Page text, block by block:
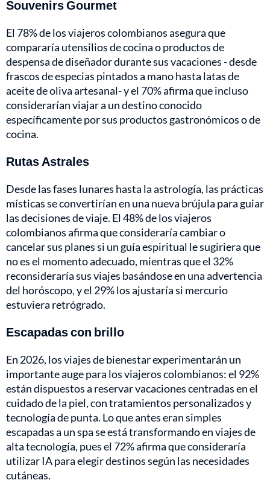
Souvenirs Gourmet
El 78% de los viajeros colombianos asegura que
compararía utensilios de cocina o productos de
despensa de diseñador durante sus vacaciones - desde
frascos de especias pintados a mano hasta latas de
aceite de oliva artesanal- y el 70% afirma que incluso
considerarían viajar a un destino conocido
específicamente por sus productos gastronómicos o de
cocina.
Rutas Astrales
Desde las fases lunares hasta la astrología, las prácticas
místicas se convertirían en una nueva brújula para guiar
las decisiones de viaje. El 48% de los viajeros
colombianos afirma que consideraría cambiar o
cancelar sus planes si un guía espiritual le sugiriera que
no es el momento adecuado, mientras que el 32%
reconsideraría sus viajes basándose en una advertencia
del horóscopo, y el 29% los ajustaría si mercurio
estuviera retrógrado.
Escapadas con brillo
En 2026, los viajes de bienestar experimentarán un
importante auge para los viajeros colombianos: el 92%
están dispuestos a reservar vacaciones centradas en el
cuidado de la piel, con tratamientos personalizados y
tecnología de punta. Lo que antes eran simples
escapadas a un spa se está transformando en viajes de
alta tecnología, pues el 72% afirma que consideraría
utilizar IA para elegir destinos según las necesidades
cutáneas.